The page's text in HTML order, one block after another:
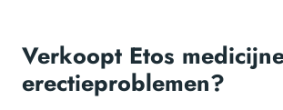
Verkoopt Etos
erectieproblemen?